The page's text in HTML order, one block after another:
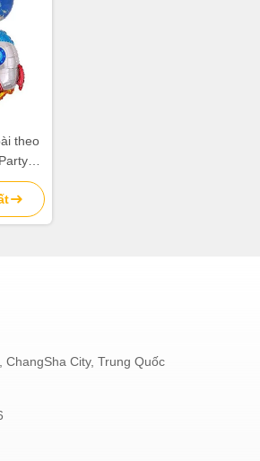
theo
Hình
ChangSha City, Trung Quốc